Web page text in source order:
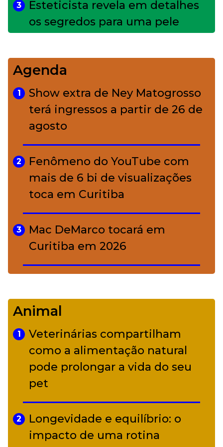
3
Esteticista revela em detalhes
os segredos para uma pele
4
Bolsas de palha e ráfia: o
charme rústico que
conquistou o luxo
A ciência por trás da skincare: a
função de cada ativo
Agenda
1
Show extra de Ney Matogrosso
terá ingressos a partir de 26 de
agosto
2
Fenômeno do YouTube com
mais de 6 bi de visualizações
toca em Curitiba
3
Mac DeMarco tocará em
Curitiba em 2026
Camerata tem repertório
diverso a partir de R$ 17
Adriana Calcanhotto retoma
alter ego infantil para show em
Curitiba
Animal
1
Veterinárias compartilham
como a alimentação natural
pode prolongar a vida do seu
pet
2
Longevidade e equilíbrio: o
impacto de uma rotina